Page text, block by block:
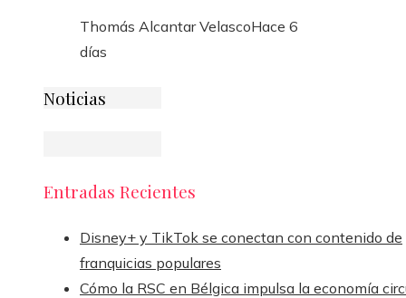
Thomás Alcantar VelascoHace 6
días
Noticias
Entradas Recientes
Disney+ y TikTok se conectan con contenido de
franquicias populares
Cómo la RSC en Bélgica impulsa la economía